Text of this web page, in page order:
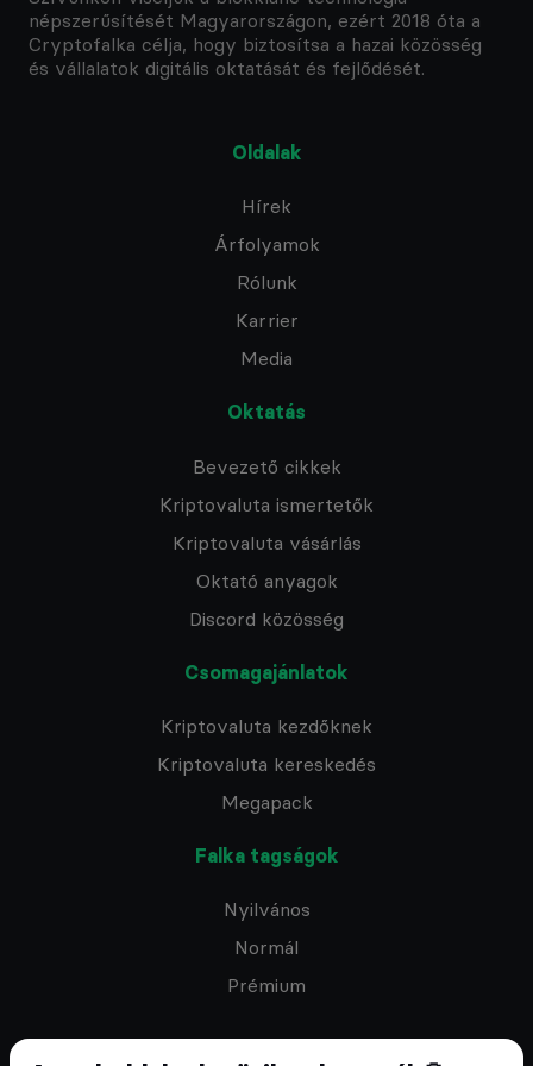
népszerűsítését Magyarországon, ezért 2018 óta a
Cryptofalka célja, hogy biztosítsa a hazai közösség
és vállalatok digitális oktatását és fejlődését.
Oldalak
Hírek
Árfolyamok
Rólunk
Karrier
Media
Oktatás
Bevezető cikkek
Kriptovaluta ismertetők
Kriptovaluta vásárlás
Oktató anyagok
Discord közösség
Csomagajánlatok
Kriptovaluta kezdőknek
Kriptovaluta kereskedés
Megapack
Falka tagságok
Nyilvános
Normál
Prémium